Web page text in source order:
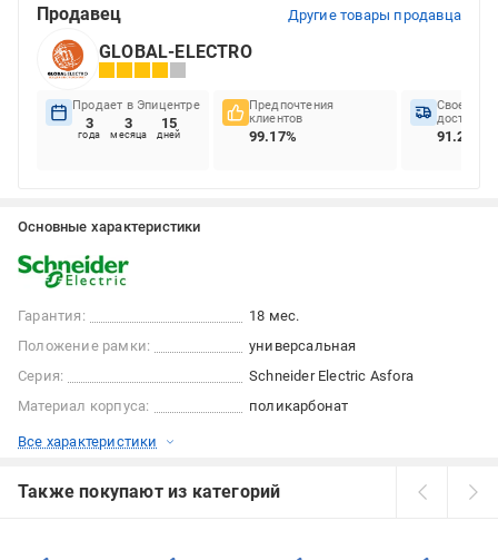
Продавец Другие товары продавца
GLOBAL-ELECTRO
Продает в Эпицентре
3
года
3
месяца
15
дней
Предпочтения
клиентов
99.17%
доставок
91.28%
Основные характеристики
Гарантия:
18 мес.
Положение рамки:
универсальная
Серия:
Schneider Electric Asfora
Материал корпуса:
поликарбонат
Все характеристики
Также покупают из категорий